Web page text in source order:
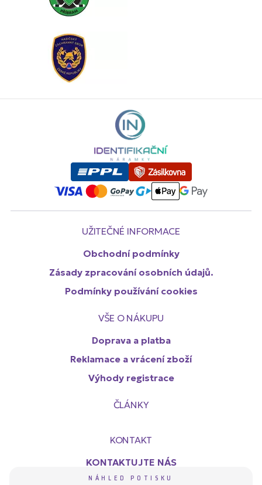
NÁHLED POTISKU
UŽITEČNÉ INFORMACE
Obchodní podmínky
Zásady zpracování osobních údajů.
Podmínky používání cookies
VŠE O NÁKUPU
Doprava a platba
Reklamace a vrácení zboží
Výhody registrace
ČLÁNKY
KONTAKT
KONTAKTUJTE NÁS